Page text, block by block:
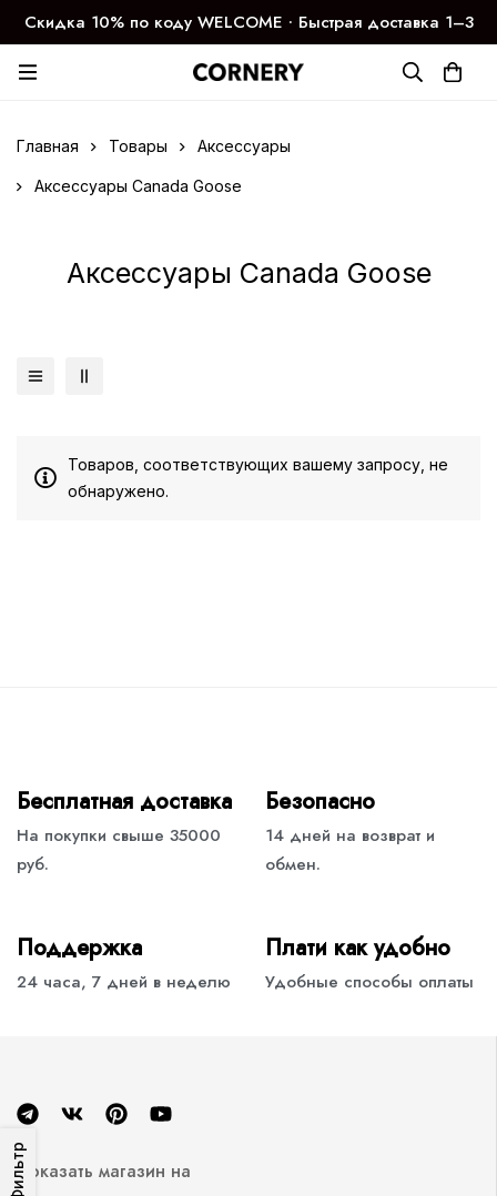
Скидка 10% по коду WELCOME ∙ Быстрая доставка 1–3
дня
Главная Товары Аксессуары
Аксессуары Canada Goose
Аксессуары Canada Goose
Фильтр
Товаров, соответствующих вашему запросу, не
обнаружено.
Бесплатная доставка
На покупки свыше 35000
руб.
Безопасно
14 дней на возврат и
обмен.
Поддержка
24 часа, 7 дней в неделю
Плати как удобно
Удобные способы оплаты
Показать магазин на